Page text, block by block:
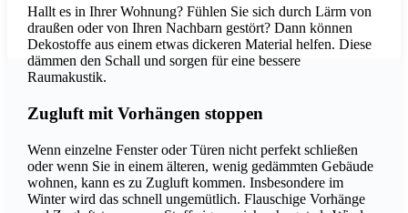
Hallt es in Ihrer Wohnung? Fühlen Sie sich durch Lärm von
draußen oder von Ihren Nachbarn gestört? Dann können
Dekostoffe aus einem etwas dickeren Material helfen. Diese
dämmen den Schall und sorgen für eine bessere
Raumakustik.
Zugluft mit Vorhängen stoppen
Wenn einzelne Fenster oder Türen nicht perfekt schließen
oder wenn Sie in einem älteren, wenig gedämmten Gebäude
wohnen, kann es zu Zugluft kommen. Insbesondere im
Winter wird das schnell ungemütlich. Flauschige Vorhänge